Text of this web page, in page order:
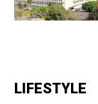
LIFESTYLE